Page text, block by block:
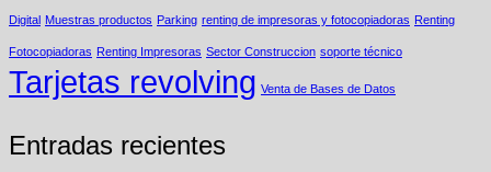
Digital Muestras productos Parking renting de impresoras y fotocopiadoras Renting
Fotocopiadoras Renting Impresoras Sector Construccion soporte técnico
Tarjetas revolving Venta de Bases de Datos
Entradas recientes